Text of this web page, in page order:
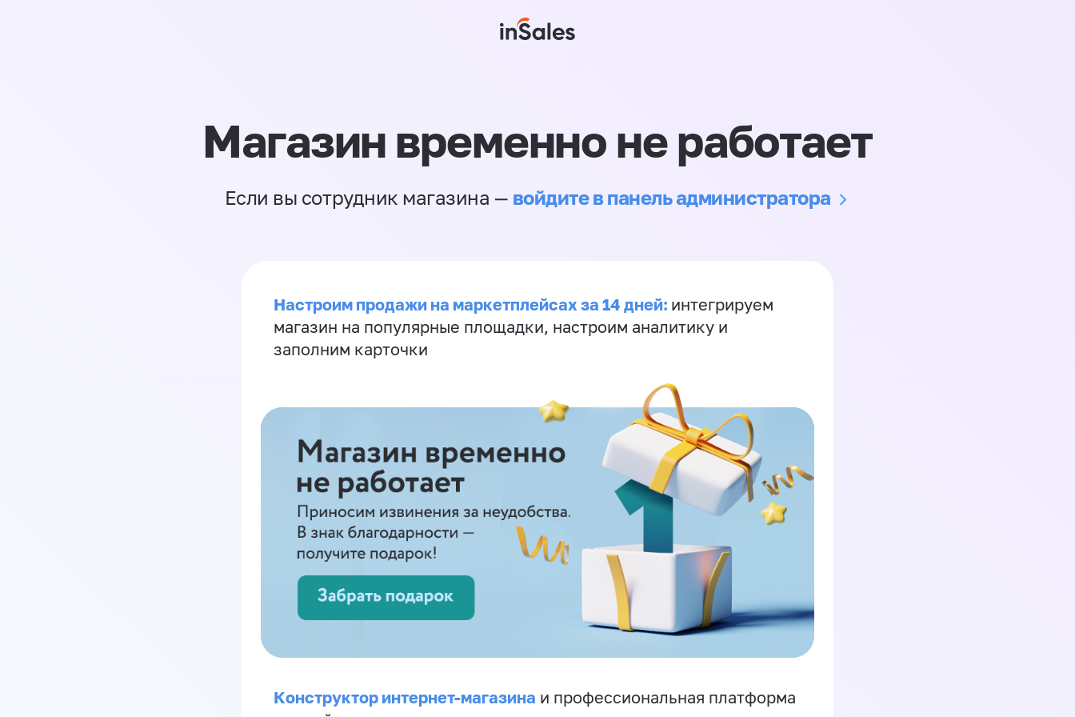
Магазин временно не работает
Если вы сотрудник магазина — войдите в панель администратора
Настроим продажи на маркетплейсах за 14 дней: интегрируем
магазин на популярные площадки, настроим аналитику и
заполним карточки
Конструктор интернет-магазина и профессиональная платформа